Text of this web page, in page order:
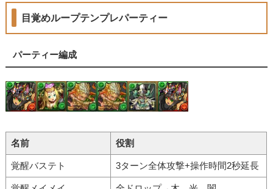
目覚めループテンプレパーティー
パーティー編成
名前 役割
覚醒バステト 3ターン全体攻撃+操作時間2秒延長